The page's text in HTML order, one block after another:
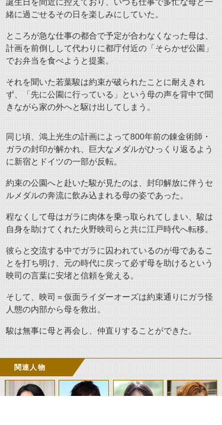
緒に過ごせるその日を楽しみにしていた。
ところが急な仕事の都合で予定が合わなくなった母は、
計画を前倒しして代わりに都庁付近の「そらかぜ公園」
でお弁当を食べようと提案。
それを聞いた若葉駿は約束が破られたことに耐えきれ
ず、「先に公園に行っている」という母の声を背中で聞
きながら家の外へと駆け出してしまう。
同じ頃、鴻上光生の計画によって800年前の錬金術師・
ガラの封印が解かれ、巨大なメダルがひっくり返るよう
に新宿とドイツの一部が反転。
約束の公園へと赴いた駿が見たのは、封印解放に伴うセ
ルメダルの奔流に飲み込まれる母の姿であった。
程なくして母はガラに肉体を乗っ取られてしまい、駿は
自身を助けてくれた火野映司らと共に江戸時代へ転移。
彼らと交流する中でガラに囚われているのが母であるこ
とを打ち明け、元の時代に戻って必ず母を助けるという
映司の言葉に安堵と信頼を覚える。
そして、映司＝仮面ライダーオーズは約束通りにガラ怪
人態の内部から母を救出。
駿は無事に母と再会し、仲直りすることができた。
関連人物